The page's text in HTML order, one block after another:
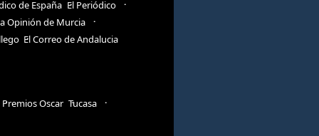
de España El Periódico
Opinión de Murcia
El Correo de Andalucia
Premios Oscar Tucasa